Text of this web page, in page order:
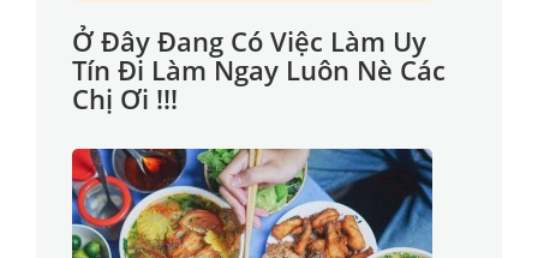
Ở Đây Đang Có Việc Làm Uy
Tín Đi Làm Ngay Luôn Nè Các
Chị Ơi !!!